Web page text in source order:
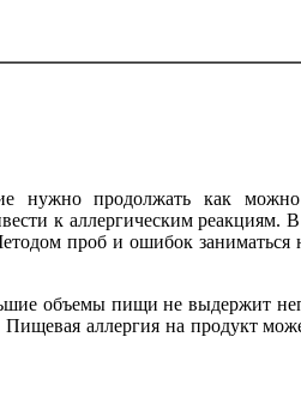
нужно продолжать как
к аллергическим реакциям. В
проб и ошибок заниматься
объемы пищи не выдержит
аллергия на продукт